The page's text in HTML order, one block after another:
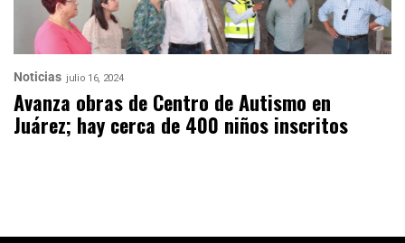
Noticias julio 16, 2024
Avanza obras de Centro de Autismo en
Juárez; hay cerca de 400 niños inscritos